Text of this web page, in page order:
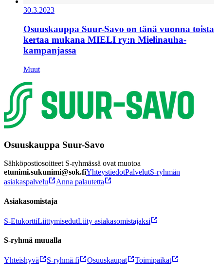
30.3.2023
Osuuskauppa Suur-Savo on tänä vuonna toista
kertaa mukana MIELI ry:n Mielinauha-
kampanjassa
Muut
Osuuskauppa Suur-Savo
Sähköpostiosoitteet S-ryhmässä ovat muotoa
etunimi.sukunimi@sok.fiYhteystiedotPalvelutS-ryhmän
asiakaspalvelu
Anna palautetta
Asiakasomistaja
S-EtukorttiLiittymisedutLiity asiakasomistajaksi
S-ryhmä muualla
Yhteishyvä S-ryhmä.fi Osuuskaupat Toimipaikat